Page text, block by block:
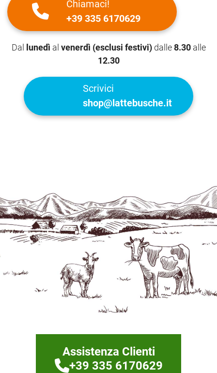
Chiamaci!
+39 335 6170629
Dal lunedì al venerdì (esclusi festivi) dalle8.30alle
12.30
Scrivici
shop@lattebusche.it
Assistenza Clienti
+39 335 6170629